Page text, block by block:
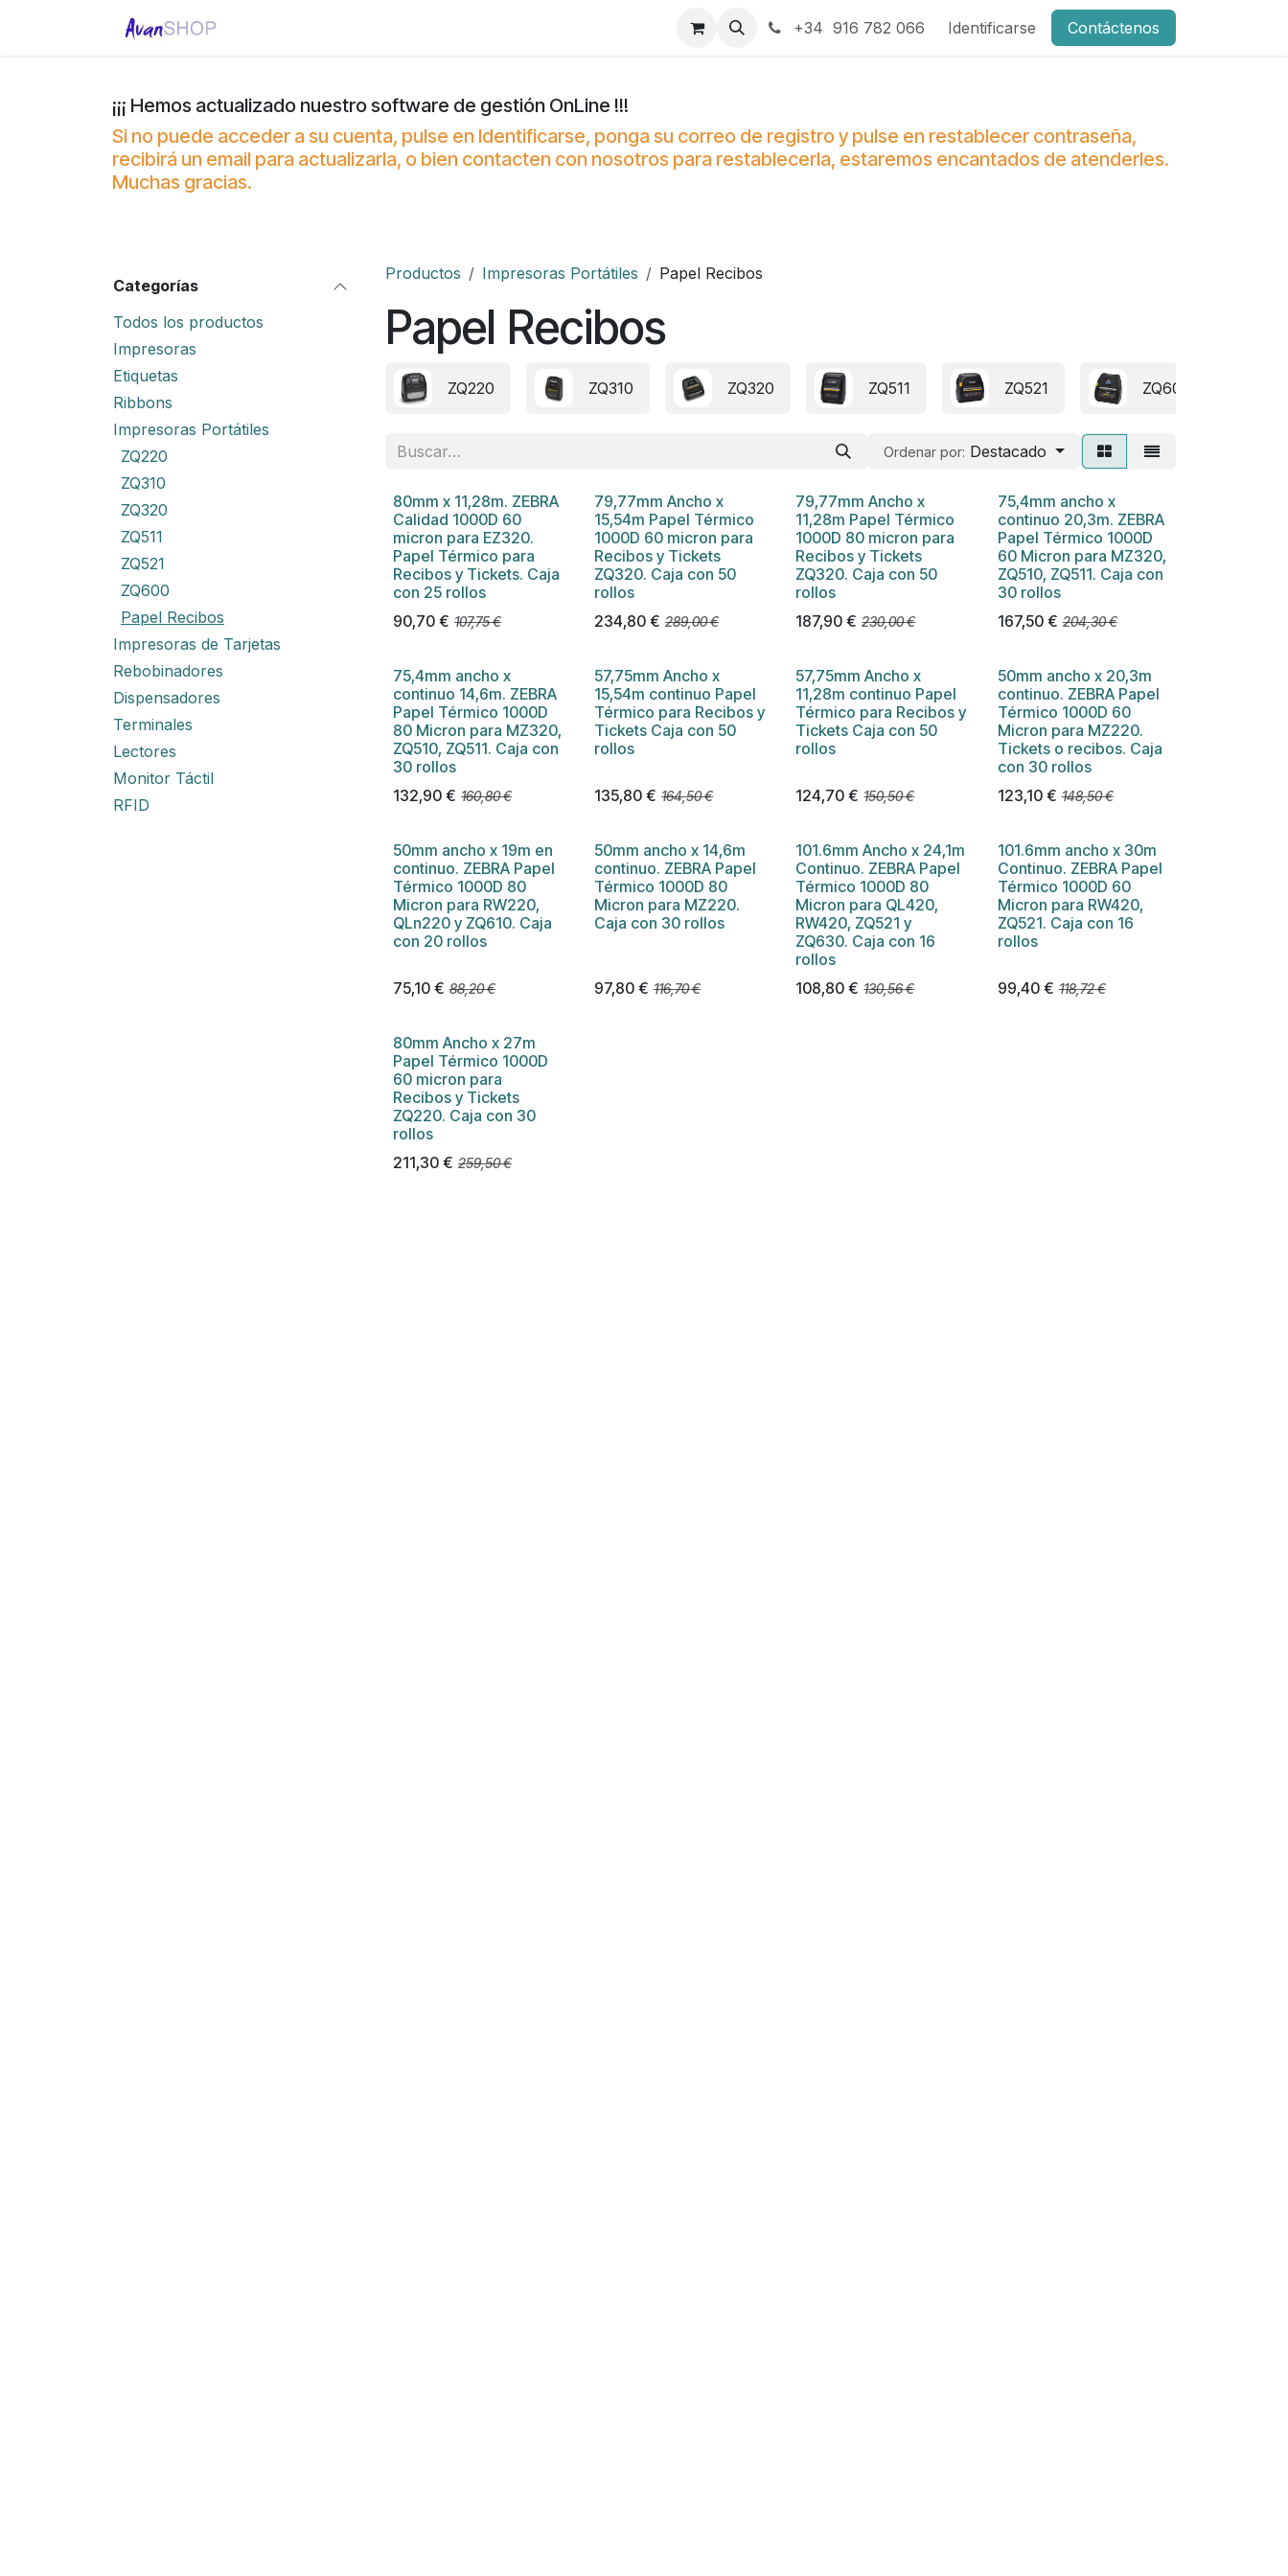
+34 916 782 066 Identificarse Contáctenos
¡¡¡ Hemos actualizado nuestro software de gestión OnLine !!!
Si no puede acceder a su cuenta, pulse en Identificarse, ponga su correo de registro y pulse en restablecer contraseña,
recibirá un email para actualizarla, o bien contacten con nosotros para restablecerla, estaremos encantados de atenderles.
Muchas gracias.
Categorías
Todos los productos
Impresoras
Etiquetas
Ribbons
Impresoras Portátiles
ZQ220
ZQ310
ZQ320
ZQ511
ZQ521
ZQ600
Papel Recibos
Impresoras de Tarjetas
Rebobinadores
Dispensadores
Terminales
Lectores
Monitor Táctil
RFID
Productos Impresoras Portátiles Papel Recibos
Papel Recibos
ZQ220 ZQ310 ZQ320 ZQ511 ZQ521 ZQ600
Ordenar por: Destacado
80mm x 11,28m. ZEBRA
Calidad 1000D 60
micron para EZ320.
Papel Térmico para
Recibos y Tickets. Caja
con 25 rollos
90,70 € 107,75€
79,77mm Ancho x
15,54m Papel Térmico
1000D 60 micron para
Recibos y Tickets
ZQ320. Caja con 50
rollos
234,80 € 289,00€
79,77mm Ancho x
11,28m Papel Térmico
1000D 80 micron para
Recibos y Tickets
ZQ320. Caja con 50
rollos
187,90 € 230,00€
75,4mm ancho x
continuo 20,3m. ZEBRA
Papel Térmico 1000D
60 Micron para MZ320,
ZQ510, ZQ511 . Caja con
30 rollos
167,50€ 204,30€
75,4mm ancho x
continuo 14,6m. ZEBRA
Papel Térmico 1000D
80 Micron para MZ320 ,
ZQ510, ZQ511. Caja con
30 rollos
132,90 € 160,80€
57,75mm Ancho x
15,54m continuo Papel
Térmico para Recibos y
Tickets Caja con 50
rollos
135,80 € 164,50€
57,75mm Ancho x
11,28m continuo Papel
Térmico para Recibos y
Tickets Caja con 50
rollos
124,70 € 150,50€
50mm ancho x 20,3m
continuo. ZEBRA Papel
Térmico 1000D 60
Micron para MZ220.
Tickets o recibos . Caja
con 30 rollos
123,10€ 148,50€
50mm ancho x 19m en
continuo. ZEBRA Papel
Térmico 1000D 80
Micron para RW220,
QLn220 y ZQ610. Caja
con 20 rollos
75,10 € 88,20€
50mm ancho x 14,6m
continuo. ZEBRA Papel
Térmico 1000D 80
Micron para MZ220 .
Caja con 30 rollos
97,80 € 116,70€
101.6mm Ancho x 24,1m
Continuo. ZEBRA Papel
Térmico 1000D 80
Micron para QL420,
RW420, ZQ521 y
ZQ630. Caja con 16
rollos
108,80 € 130,56€
101.6mm ancho x 30m
Continuo. ZEBRA Papel
Térmico 1000D 60
Micron para RW420,
ZQ521 . Caja con 16
rollos
99,40€ 118,72€
80mm Ancho x 27m
Papel Térmico 1000D
60 micron para
Recibos y Tickets
ZQ220. Caja con 30
rollos
211,30 € 259,50€